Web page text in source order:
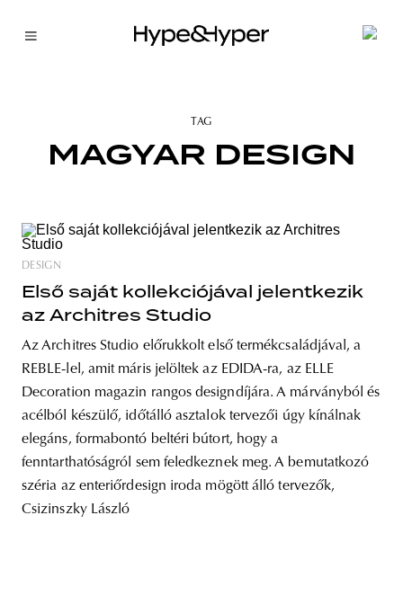
poland branding
TAG
MAGYAR DESIGN
DESIGN
Első saját kollekciójával jelentkezik
az Architres Studio
Az Architres Studio előrukkolt első termékcsaládjával, a
REBLE-lel, amit máris jelöltek az EDIDA-ra, az ELLE
Decoration magazin rangos designdíjára. A márványból és
acélból készülő, időtálló asztalok tervezői úgy kínálnak
elegáns, formabontó beltéri bútort, hogy a
fenntarthatóságról sem feledkeznek meg. A bemutatkozó
széria az enteriőrdesign iroda mögött álló tervezők,
Csizinszky László